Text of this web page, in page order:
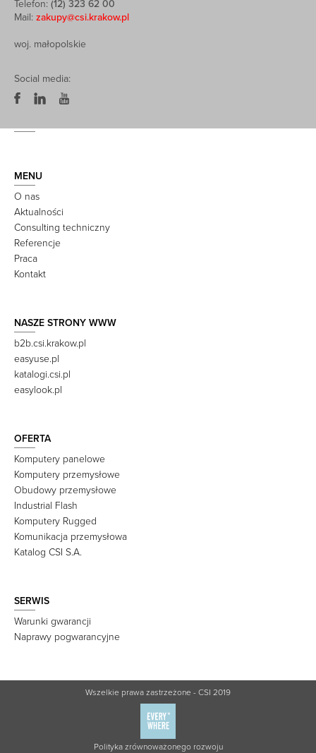
Telefon: (12) 323 62 00
Mail: zakupy@csi.krakow.pl
woj. małopolskie
Social media:
MENU
O nas
Aktualności
Consulting techniczny
Referencje
Praca
Kontakt
NASZE STRONY WWW
b2b.csi.krakow.pl
easyuse.pl
katalogi.csi.pl
easylook.pl
OFERTA
Komputery panelowe
Komputery przemysłowe
Obudowy przemysłowe
Industrial Flash
Komputery Rugged
Komunikacja przemysłowa
Katalog CSI S.A.
SERWIS
Warunki gwarancji
Naprawy pogwarancyjne
Wszelkie prawa zastrzeżone - CSI 2019
Polityka zrównoważonego rozwoju